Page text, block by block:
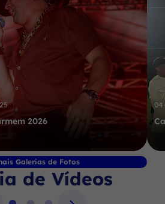
2026
04
Galerias de Fotos
Vídeos
de Vídeos